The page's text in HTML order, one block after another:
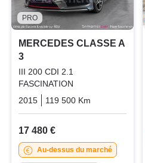
PRO
MERCEDES CLASSE A
3
III 200 CDI 2.1
FASCINATION
2015
119 500 Km
17 480 €
Au-dessus du marché